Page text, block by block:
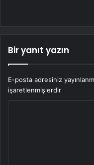
Bir yanıt yazın
E-posta adresiniz
işaretlenmişlerdir